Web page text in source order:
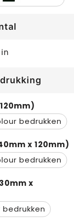
x 120mm)
x